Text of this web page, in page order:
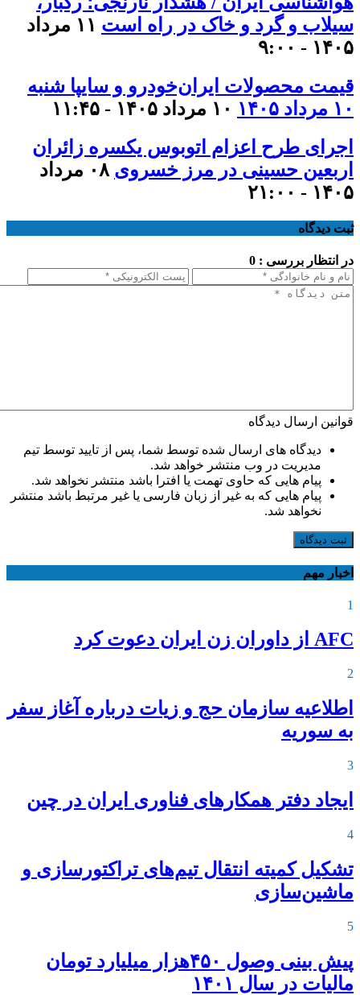
سیلاب و گرد و خاک در راه است
۱۱ مرداد
۱۴۰۵ - ۹:۰۰
قیمت محصولات ایران‌خودرو و سایپا شنبه
۱۰ مرداد ۱۴۰۵
۱۰ مرداد ۱۴۰۵ - ۱۱:۴۵
اجرای طرح اعزام اتوبوس یکسره زائران
اربعین حسینی در مرز خسروی
۰۸ مرداد
۱۴۰۵ - ۲۱:۰۰
ثبت دیدگاه
در انتظار بررسی : 0
قوانین ارسال دیدگاه
دیدگاه های ارسال شده توسط شما، پس از تایید توسط تیم
مدیریت در وب منتشر خواهد شد.
پیام هایی که حاوی تهمت یا افترا باشد منتشر نخواهد شد.
پیام هایی که به غیر از زبان فارسی یا غیر مرتبط باشد منتشر
نخواهد شد.
ثبت دیدگاه
اخبار مهم
1
AFC از داوران زن ایران دعوت کرد
2
اطلاعیه‌ سازمان حج و زیات درباره آغاز سفر
به سوریه
3
ایجاد دفتر همکارهای فناوری ایران در چین
4
تشکیل کمیته انتقال تیم‌های تراکتورسازی و
ماشین‌سازی
5
پیش بینی وصول ۴۵۰هزار میلیارد تومان
مالیات در سال ۱۴۰۱